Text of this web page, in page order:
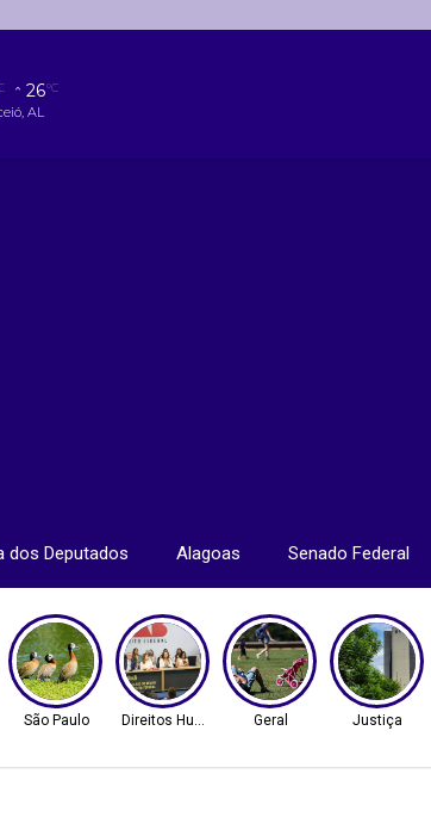
26°C
AL
dos Deputados Alagoas Senado Federal
São Paulo Direitos Humanos Geral Justiça